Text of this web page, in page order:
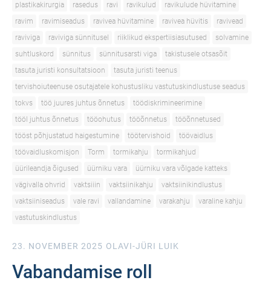
plastikakirurgia
rasedus ravi ravikulud
ravikulude hüvitamine
ravim
ravimiseadus ravivea hüvitamine ravivea hüvitis
ravivead
raviviga
raviviga sünnitusel riiklikud ekspertiisiasutused
solvamine
suhtluskord
sünnitus sünnitusarsti viga
takistusele otsasõit
tasuta juristi konsultatsioon
tasuta juristi teenus
tervishoiuteenuse osutajatele kohustusliku vastutuskindlustuse seadus
tokvs
töö juures juhtus õnnetus
töödiskrimineerimine
tööl juhtus õnnetus
tööohutus tööõnnetus
tööõnnetused
tööst põhjustatud haigestumine
töötervishoid
töövaidlus
töövaidluskomisjon
Torm tormikahju
tormikahjud
üürileandja õigused
üürniku vara
üürniku vara võlgade katteks
vägivalla ohvrid
vaktsiiin vaktsiinikahju
vaktsiinikindlustus
vaktsiiniseadus
vale ravi vallandamine varakahju
varaline kahju
vastutuskindlustus
23. NOVEMBER 2025 OLAVI-JÜRI LUIK
Vabandamise roll